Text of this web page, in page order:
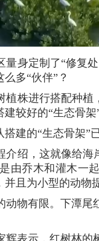
身定制了“修复
多“伙伴”？
株进行搭配种
较好的“生态骨架”
建的“生态骨架”
绍，这就像给海
由乔木和灌木一
且为小型的动物
物有限。下潭
表示，红树林